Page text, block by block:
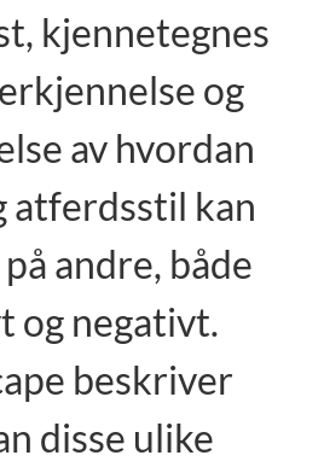
kjennetegnes
og
av hvordan
atferdsstil kan
andre, både
og negativt.
beskriver
disse ulike